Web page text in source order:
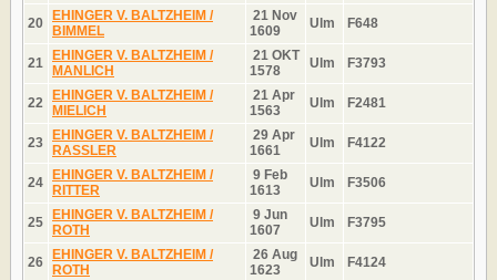
20 EHINGER V. BALTZHEIM /
BIMMEL
21 Nov
1609
Ulm F648
21 EHINGER V. BALTZHEIM /
MANLICH
21 OKT
1578
Ulm F3793
22 EHINGER V. BALTZHEIM /
MIELICH
21 Apr
1563
Ulm F2481
23 EHINGER V. BALTZHEIM /
RASSLER
29 Apr
1661
Ulm F4122
24 EHINGER V. BALTZHEIM /
RITTER
9 Feb
1613
Ulm F3506
25 EHINGER V. BALTZHEIM /
ROTH
9 Jun
1607
Ulm F3795
26 EHINGER V. BALTZHEIM /
ROTH
26 Aug
1623
Ulm F4124